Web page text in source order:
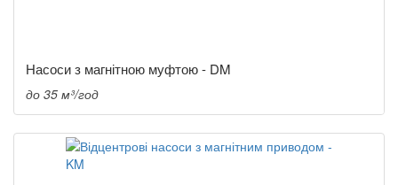
Насоси з магнітною муфтою - DM
до 35 м³/год